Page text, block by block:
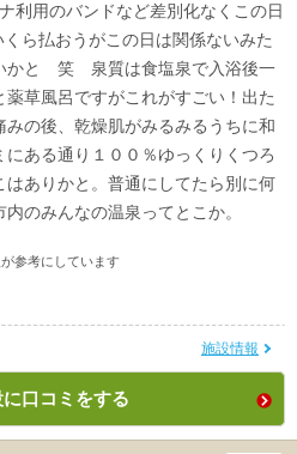
利用のバンドなど差別化なくこの日
ら払おうがこの日は関係ないみた
かと 笑 泉質は食塩泉で入浴後一
草風呂ですがこれがすごい！出た
の後、乾燥肌がみるみるうちに和
ある通り１００％ゆっくりくつろ
ありかと。普通にしてたら別に何
のみんなの温泉ってとこか。
が参考にしています
施設情報
口コミをする